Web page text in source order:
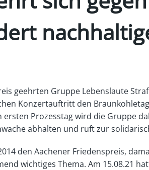
geehrten Gruppe Lebenslaute
Konzertauftritt den
Prozesstag wird die Gruppe
abhalten und ruft zur
den Aachener Friedenspreis,
wichtiges Thema. Am 15.08.21